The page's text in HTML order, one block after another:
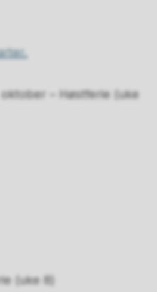
– Høstferie (uke
(uke 8)